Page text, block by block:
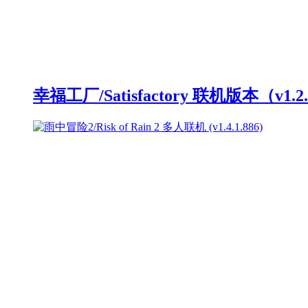
幸福工厂/Satisfactory 联机版本（